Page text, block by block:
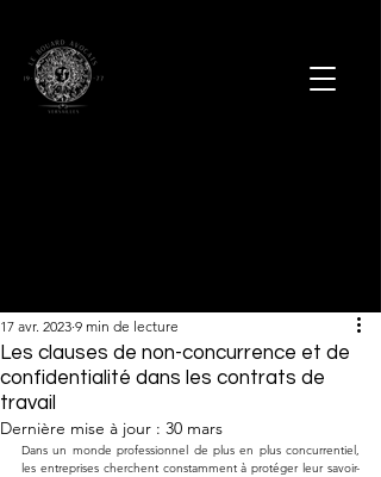
Les clauses de non-concurrence et de
confidentialité dans les contrats de
travail
17 avr. 2023 9 min de lecture
Dernière mise à jour : 30 mars
Dans un monde professionnel de plus en plus concurrentiel,
les entreprises cherchent constamment à protéger leur savoir-